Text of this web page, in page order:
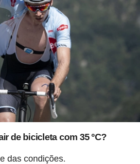
de bicicleta com 35 ºC?
das condições.